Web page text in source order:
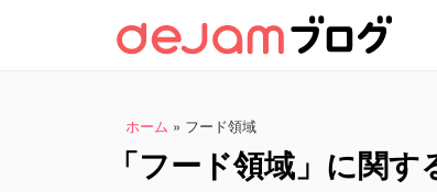
ホーム » フード領域
「フード領域」に関